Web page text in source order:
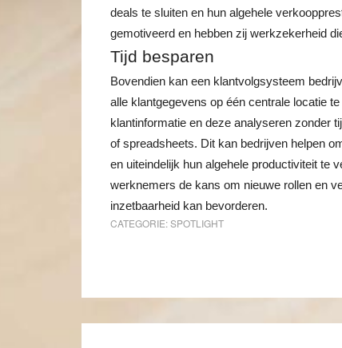
deals te sluiten en hun algehele
gemotiveerd en hebben zij werkzekerheid
Tijd besparen
Bovendien kan een klantvolgsysteem
alle klantgegevens op één centrale locatie
klantinformatie en deze analyseren zonder
of spreadsheets. Dit kan bedrijven helpen
en uiteindelijk hun algehele productiviteit te
werknemers de kans om nieuwe rollen en
inzetbaarheid kan bevorderen.
CATEGORIE:SPOTLIGHT